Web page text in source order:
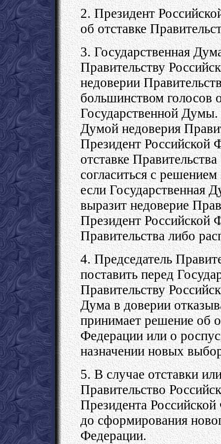
2. Президент
об отставке
3. Государственная
Правительству
недоверии
большинством голосов
Государственной
Думой недоверия
Президент Российской
отставке
согласиться с
если Государственная
выразит недоверие
Президент Российской
Правительства либо
4. Председатель
поставить перед
Правительству
Дума в доверии
принимает решение об
Федерации или о
назначении новых
5. В случае отставки
Правительство
Президента
до сформирования
Федерации.